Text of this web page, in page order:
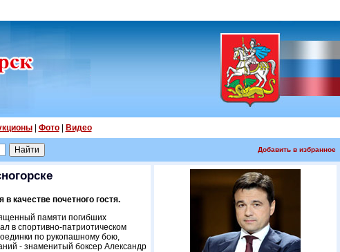
| Фото| Видео
Добавить в избранное
качестве почетного гостя.
памяти погибших
в спортивно-патриотическом
по рукопашному бою,
- знаменитый боксер Александр